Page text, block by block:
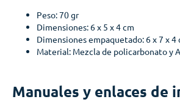
Peso: 70 gr
Dimensiones: 6 x 5 x 4 cm
Dimensiones empaquetado: 6 x 7 x 4
Material: Mezcla de policarbonato y
Manuales y enlaces de